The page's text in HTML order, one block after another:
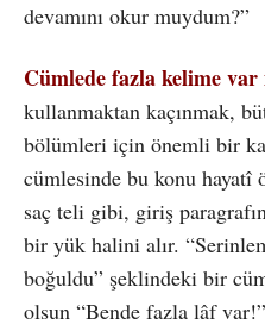
devamını okur muydum?”
Cümlede fazla kelime var
kullanmaktan kaçınmak,
bölümleri için önemli bir
cümlesinde bu konu hayatî
saç teli gibi, giriş
bir yük halini alır.
boğuldu” şeklindeki bir
olsun “Bende fazla lâf